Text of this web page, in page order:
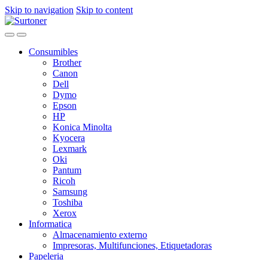
Skip to navigation Skip to content
Consumibles
Brother
Canon
Dell
Dymo
Epson
HP
Konica Minolta
Kyocera
Lexmark
Oki
Pantum
Ricoh
Samsung
Toshiba
Xerox
Informatica
Almacenamiento externo
Impresoras, Multifunciones, Etiquetadoras
Papeleria